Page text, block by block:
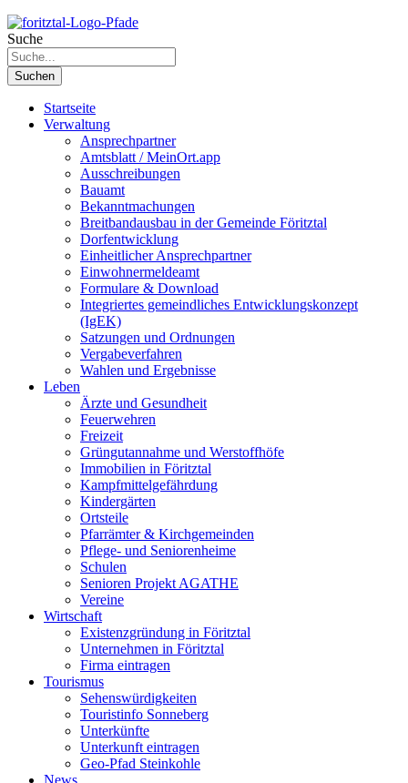
Suche
Suchen
Startseite
Verwaltung
Ansprechpartner
Amtsblatt / MeinOrt.app
Ausschreibungen
Bauamt
Bekanntmachungen
Breitbandausbau in der Gemeinde Föritztal
Dorfentwicklung
Einheitlicher Ansprechpartner
Einwohnermeldeamt
Formulare & Download
Integriertes gemeindliches Entwicklungskonzept
(IgEK)
Satzungen und Ordnungen
Vergabeverfahren
Wahlen und Ergebnisse
Leben
Ärzte und Gesundheit
Feuerwehren
Freizeit
Grüngutannahme und Werstoffhöfe
Immobilien in Föritztal
Kampfmittelgefährdung
Kindergärten
Ortsteile
Pfarrämter & Kirchgemeinden
Pflege- und Seniorenheime
Schulen
Senioren Projekt AGATHE
Vereine
Wirtschaft
Existenzgründung in Föritztal
Unternehmen in Föritztal
Firma eintragen
Tourismus
Sehenswürdigkeiten
Touristinfo Sonneberg
Unterkünfte
Unterkunft eintragen
Geo-Pfad Steinkohle
News